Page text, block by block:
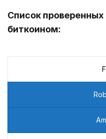
Список проверенных
биткоином: